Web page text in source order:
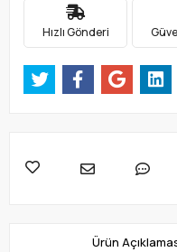
Hızlı Gönderi
Ürün